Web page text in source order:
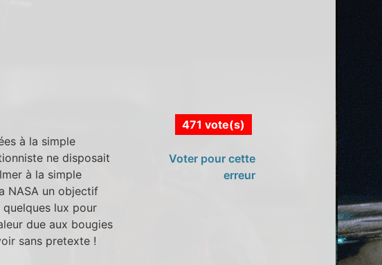
à la simple
ne disposait
à la simple
NASA un objectif
lux pour
due aux bougies
sans pretexte !
471 vote(s)
Voter pour cette
erreur